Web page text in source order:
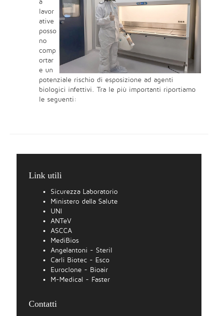
à
lavor
ative
posso
no
comp
ortar
e un
potenziale rischio di esposizione ad agenti
biologici infettivi. Tra le più importanti riportiamo
le seguenti:
Link utili
Sicurezza Laboratorio
Ministero della Salute
UNI
ANTeV
ASCCA
MediBios
Angelantoni - Steril
Carli Biotec - Esco
Euroclone - Bioair
M-Medical - Faster
Contatti